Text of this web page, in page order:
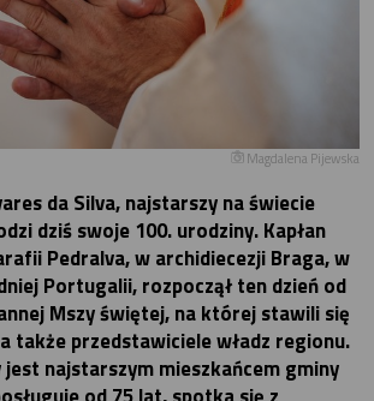
Magdalena Pijewska
da Silva, najstarszy na świecie
dziś swoje 100. urodziny. Kapłan
Pedralva, w archidiecezji Braga, w
Portugalii, rozpoczął ten dzień od
Mszy świętej, na której stawili się
także przedstawiciele władz regionu.
najstarszym mieszkańcem gminy